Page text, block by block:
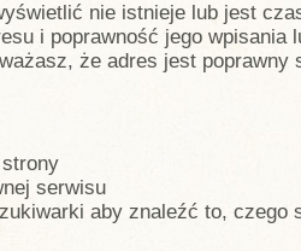
nie istnieje lub jest
i poprawność jego wpisania
że adres jest poprawny
serwisu
aby znaleźć to, czego